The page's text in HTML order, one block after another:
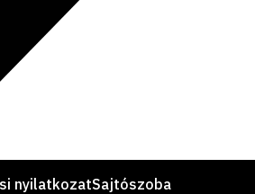
nyilatkozatSajtószoba